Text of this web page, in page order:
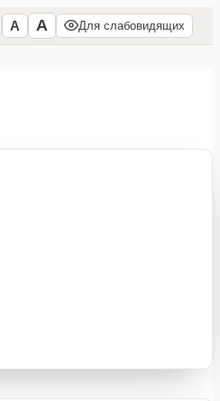
А А Для слабовидящих